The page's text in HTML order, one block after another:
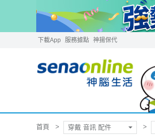
下載App 服務據點 神揚保代
首頁 穿戴 音訊 配件